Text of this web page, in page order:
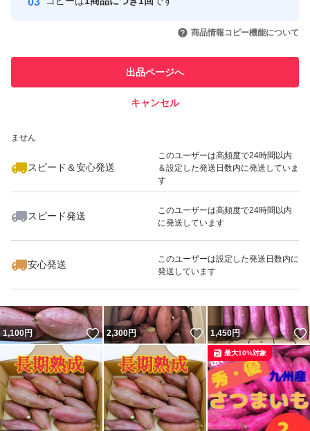
引を完了させた実績があります
での取引実績があります
ません
スピード＆安心発送
このユーザーは高頻度で24時間以内
＆設定した発送日数内に発送していま
す
スピード発送
このユーザーは高頻度で24時間以内
に発送しています
安心発送
このユーザーは設定した発送日数内に
発送しています
商品情報コピー機能について
出品ページへ
キャンセル
いいね！
1,100
1,100円 いいね！
2,300円 いいね！
1,450円
最大10%対象